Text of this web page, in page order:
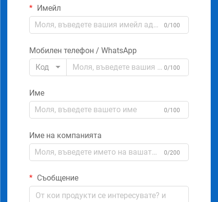
Имейл
0/100
Мобилен телефон / WhatsApp
Код
0/100
Име
0/100
Име на компанията
0/200
Съобщение